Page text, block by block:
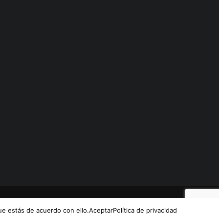
estás de acuerdo con ello.AceptarPolítica de privacidad